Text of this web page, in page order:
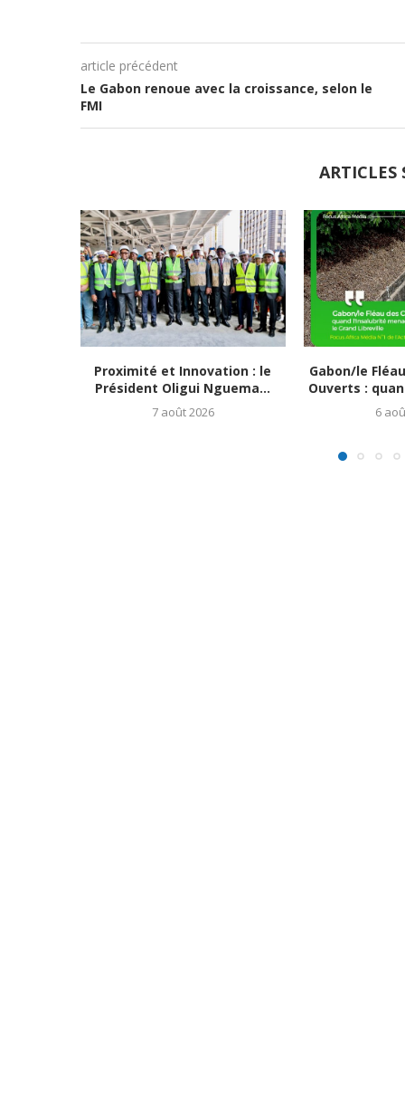
article précédent
Le Gabon renoue avec la croissance, selon le
FMI
ARTICLES
Proximité et Innovation : le
Président Oligui Nguema...
7 août 2026
Gabon/le
Ouverts :
6